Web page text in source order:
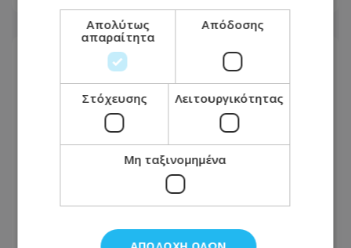
Απολύτως
απαραίτητα
Απόδοσης
Στόχευσης Λειτουργικότητας
Μη ταξινομημένα